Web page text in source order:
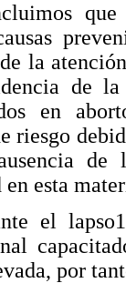
la
de la
en
riesgo
de
en esta
el
por